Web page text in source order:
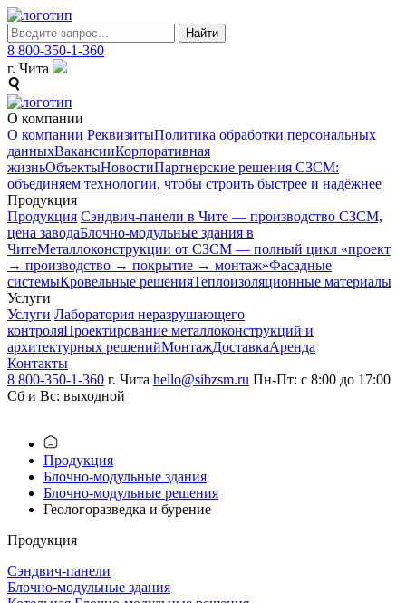
Найти
8 800-350-1-360
г. Чита
О компании
О компании РеквизитыПолитика обработки персональных
данныхВакансииКорпоративная
жизньОбъектыНовостиПартнерские решения СЗСМ:
объединяем технологии, чтобы строить быстрее и надёжнее
Продукция
Продукция Сэндвич-панели в Чите — производство СЗСМ,
цена заводаБлочно-модульные здания в
ЧитеМеталлоконструкции от СЗСМ ― полный цикл «проект
→ производство → покрытие → монтаж»Фасадные
системыКровельные решенияТеплоизоляционные материалы
Услуги
Услуги Лаборатория неразрушающего
контроляПроектирование металлоконструкций и
архитектурных решенийМонтажДоставкаАренда
Контакты
8 800-350-1-360 г. Чита hello@sibzsm.ru Пн-Пт: с 8:00 до 17:00
Сб и Вс: выходной
Продукция
Блочно-модульные здания
Блочно-модульные решения
Геологоразведка и бурение
Продукция
Сэндвич-панели
Блочно-модульные здания